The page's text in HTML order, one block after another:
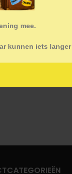
mee.
kunnen iets langer